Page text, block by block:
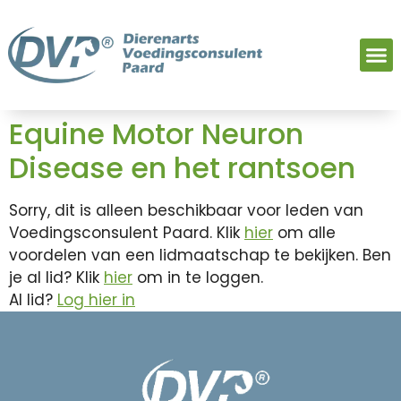
Equine Motor Neuron
Disease en het rantsoen
Sorry, dit is alleen beschikbaar voor leden van
Voedingsconsulent Paard. Klik hier om alle
voordelen van een lidmaatschap te bekijken. Ben
je al lid? Klik hier om in te loggen.
Al lid? Log hier in